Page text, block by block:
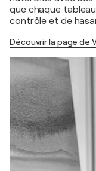
que chaque
contrôle et de
Découvrir la page de